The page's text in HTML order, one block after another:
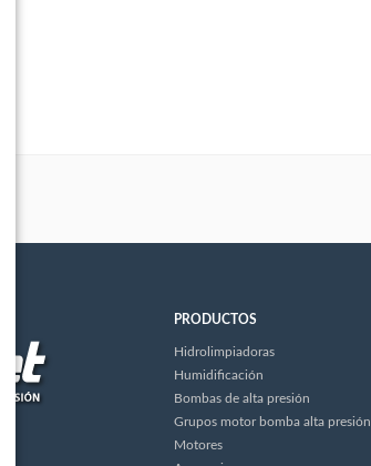
PRODUCTOS
Hidrolimpiadoras
Humidificación
Bombas de alta presión
Grupos motor bomba alta presión
Motores